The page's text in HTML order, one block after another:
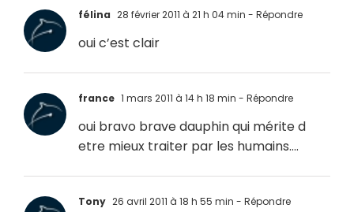
félina 28 février 2011 à 21 h 04 min - Répondre
oui c’est clair
france 1 mars 2011 à 14 h 18 min - Répondre
oui bravo brave dauphin qui mérite d
etre mieux traiter par les humains….
Tony 26 avril 2011 à 18 h 55 min - Répondre